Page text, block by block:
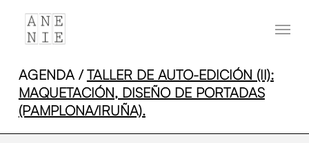
Menu
AGENDA/TALLER DE AUTO-EDICIÓN (II):
MAQUETACIÓN, DISEÑO DE PORTADAS
(PAMPLONA/IRUÑA).